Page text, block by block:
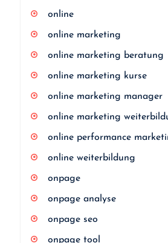
online
online marketing
online marketing beratung
online marketing kurse
online marketing manager
online marketing
online performance
online weiterbildung
onpage
onpage analyse
onpage seo
onpage tool